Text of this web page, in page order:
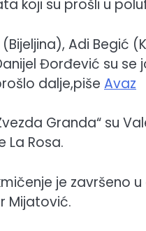
koji su prošli u
Adi Begić
Đorđević su
dalje,piše Avaz
Granda“ su
La Rosa.
je završeno u
Mijatović.